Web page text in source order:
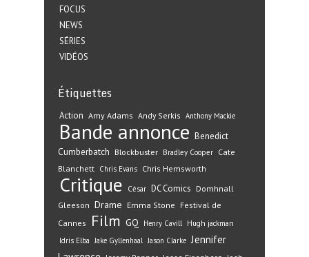
FOCUS
NEWS
SÉRIES
VIDÉOS
Étiquettes
Action Amy Adams Andy Serkis Anthony Mackie
Bande annonce Benedict
Cumberbatch Blockbuster Bradley Cooper Cate
Blanchett Chris Evans Chris Hemsworth
Critique César DC Comics Domhnall
Gleeson Drame Emma Stone Festival de
Cannes
Film GQ Henry Cavill Hugh jackman
Idris Elba Jake Gyllenhaal Jason Clarke Jennifer